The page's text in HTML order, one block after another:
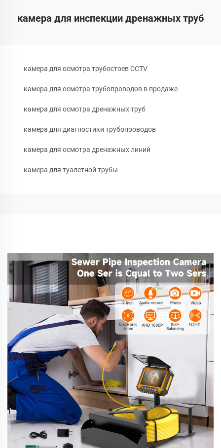
камера для инспекции дренажных труб
камера для осмотра трубостоев CCTV
камера для осмотра трубопроводов в продаже
камера для осмотра дренажных труб
камера для диагностики трубопроводов
камера для осмотра дренажных линий
камера для туалетной трубы